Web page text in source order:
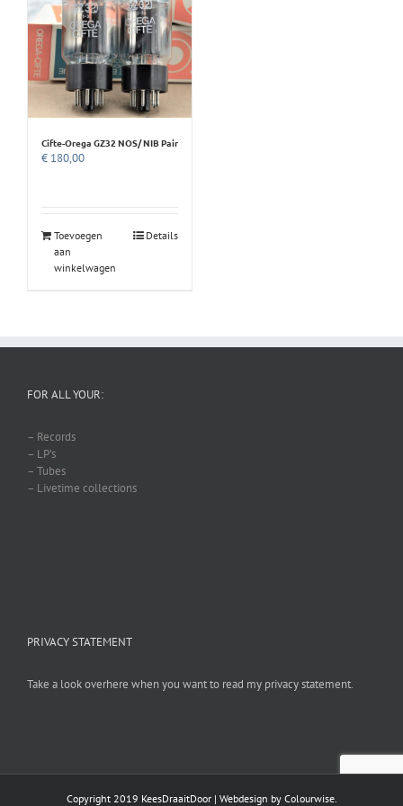
Cifte-Orega GZ32 NOS/ NIB Pair
€ 180,00
Toevoegen
aan
winkelwagen
Details
FOR ALL YOUR:
– Records
– LP’s
– Tubes
– Livetime collections
PRIVACY STATEMENT
Take a look overhere when you want to read my privacy statement.
Copyright 2019 KeesDraaitDoor | Webdesign by Colourwise.